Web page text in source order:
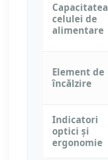
Capacitatea
celulei de
alimentare
Element de
încălzire
Indicatori
optici și
ergonomie